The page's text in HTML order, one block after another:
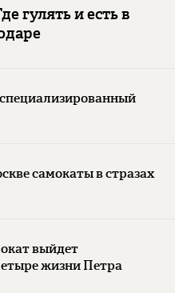
гулять и есть в
самокаты в стразах
выйдет
жизни Петра